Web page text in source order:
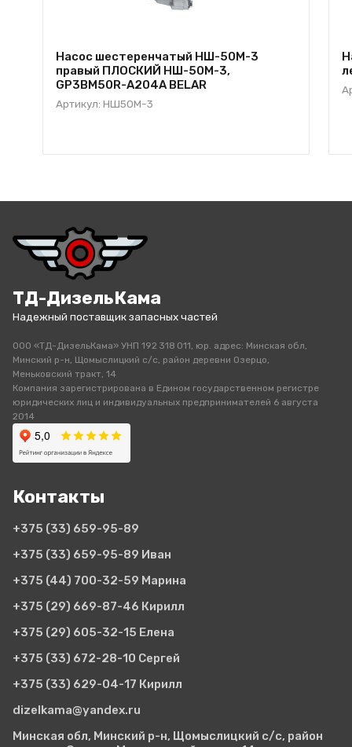
Насос шестеренчатый НШ-50М-3
правый ПЛОСКИЙ НШ-50M-3,
GP3BM50R-A204A BELAR
Артикул: НШ50М-3
ТД-ДизельКама
Надежный поставщик запасных частей
ООО «ТД-ДизельКама» УНП 192 318 011, юр. адрес: Минская обл,
Минский р-н, Щомыслицкий с/с, район деревни Озерцо,
Меньковский тракт, 14
Компания зарегистрирована в Едином государственном регистре
юридических лиц и индивидуальных предпринимателей 6 августа
2014
Контакты
+375 (33) 659-95-89
+375 (33) 659-95-89 Иван
+375 (44) 700-32-59 Марина
+375 (29) 669-87-46 Кирилл
+375 (29) 605-32-15 Елена
+375 (33) 672-28-10 Сергей
+375 (33) 629-04-17 Кирилл
dizelkama@yandex.ru
Минская обл, Минский р-н, Щомыслицкий с/с, район